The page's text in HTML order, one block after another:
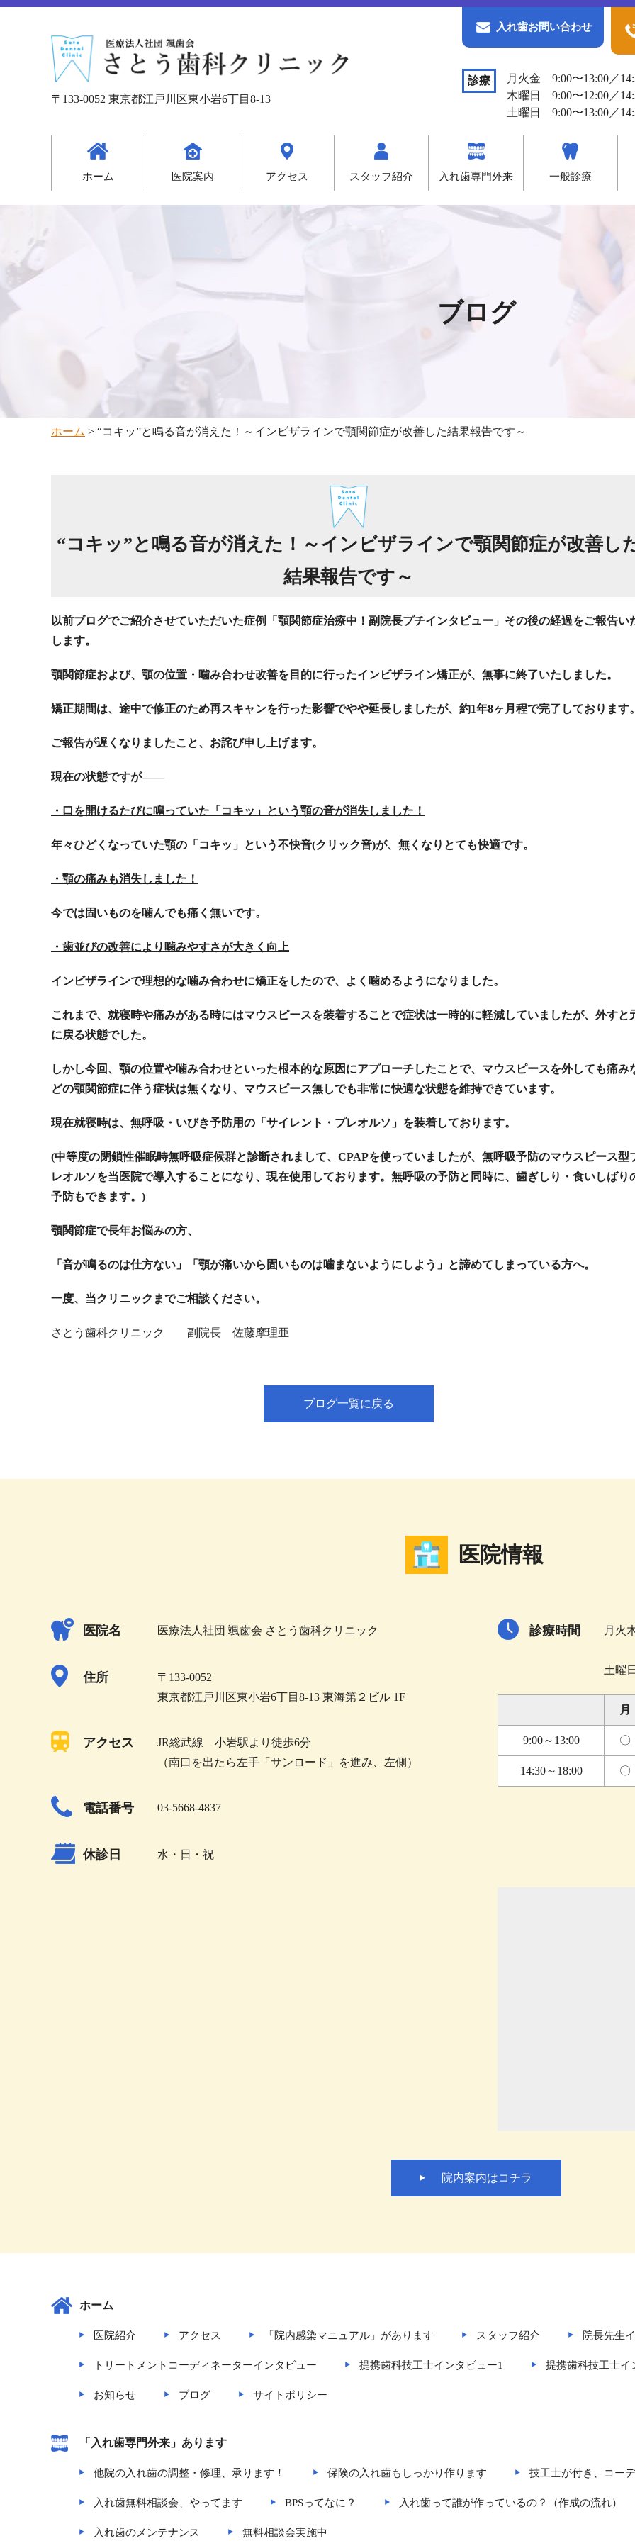
〒133-0052 東京都江戸川区東小岩6丁目8-13
入れ歯お問い合わせ
診療
月火金 9:00〜13:00／
木曜日 9:00〜12:00／
土曜日 9:00〜13:00／
ホーム 医院案内 アクセス スタッフ紹介 入れ歯専門外来 一般診療
ブログ
ホーム > “コキッ”と鳴る音が消えた！～インビザラインで顎関節症が改善した結果報告です～
“コキッ”と鳴る音が消えた！～インビザラインで顎関節症が改善し
結果報告です～
以前ブログでご紹介させていただいた症例「顎関節症治療中！副院長プチインタビュー」その後の経過をご報告い
します。
顎関節症および、顎の位置・噛み合わせ改善を目的に行ったインビザライン矯正が、無事に終了いたしました。
矯正期間は、途中で修正のため再スキャンを行った影響でやや延長しましたが、約1年8ヶ月程で完了しております
ご報告が遅くなりましたこと、お詫び申し上げます。
現在の状態ですが――
・口を開けるたびに鳴っていた「コキッ」という顎の音が消失しました！
年々ひどくなっていた顎の「コキッ」という不快音(クリック音)が、無くなりとても快適です。
・顎の痛みも消失しました！
今では固いものを噛んでも痛く無いです。
・歯並びの改善により噛みやすさが大きく向上
インビザラインで理想的な噛み合わせに矯正をしたので、よく噛めるようになりました。
これまで、就寝時や痛みがある時にはマウスピースを装着することで症状は一時的に軽減していましたが、外すと
に戻る状態でした。
しかし今回、顎の位置や噛み合わせといった根本的な原因にアプローチしたことで、マウスピースを外しても痛み
どの顎関節症に伴う症状は無くなり、マウスピース無しでも非常に快適な状態を維持できています。
現在就寝時は、無呼吸・いびき予防用の「サイレント・プレオルソ」を装着しております。
(中等度の閉鎖性催眠時無呼吸症候群と診断されまして、CPAPを使っていましたが、無呼吸予防のマウスピース型
レオルソを当医院で導入することになり、現在使用しております。無呼吸の予防と同時に、歯ぎしり・食いしばり
予防もできます。)
顎関節症で長年お悩みの方、
「音が鳴るのは仕方ない」「顎が痛いから固いものは噛まないようにしよう」と諦めてしまっている方へ。
一度、当クリニックまでご相談ください。
さとう歯科クリニック 副院長 佐藤摩理亜
ブログ一覧に戻る
医院情報
医院名 医療法人社団 颯歯会 さとう歯科クリニック
住所
〒133-0052
東京都江戸川区東小岩6丁目8-13 東海第２ビル 1F
アクセス
JR総武線 小岩駅より徒歩6分
（南口を出たら左手「サンロード」を進み、左側）
電話番号 03-5668-4837
休診日 水・日・祝
診療時間
月火
土曜
月
9:00～13:00 〇
14:30～18:00 〇
院内案内はコチラ
ホーム
医院紹介 アクセス 「院内感染マニュアル」があります スタッフ紹介 院長先生
トリートメントコーディネーターインタビュー 提携歯科技工士インタビュー1 提携歯科技工士イ
お知らせ ブログ サイトポリシー
「入れ歯専門外来」あります
他院の入れ歯の調整・修理、承ります！ 保険の入れ歯もしっかり作ります 技工士が付き、コー
入れ歯無料相談会、やってます BPSってなに？ 入れ歯って誰が作っているの？（作成の流れ）
入れ歯のメンテナンス 無料相談会実施中